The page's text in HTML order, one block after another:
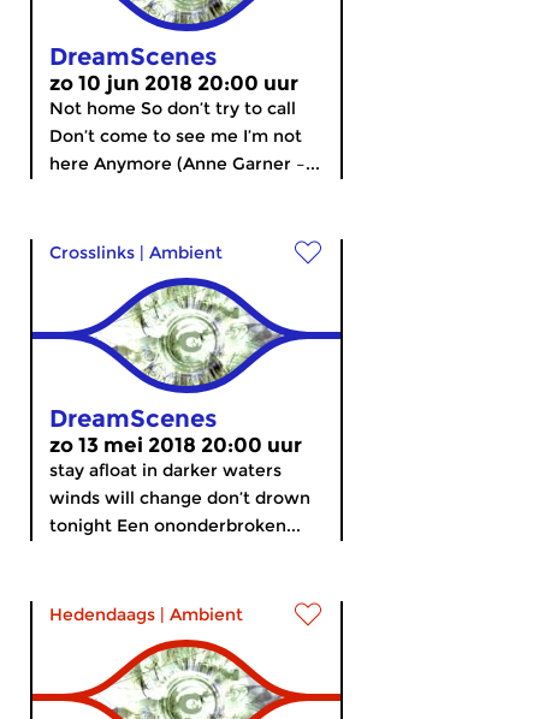
DreamScenes
zo 10 jun 2018 20:00 uur
Not home So don’t try to call
Don’t come to see me I’m not
here Anymore (Anne Garner –...
Crosslinks | Ambient
DreamScenes
zo 13 mei 2018 20:00 uur
stay afloat in darker waters
winds will change don’t drown
tonight Een ononderbroken...
Hedendaags | Ambient